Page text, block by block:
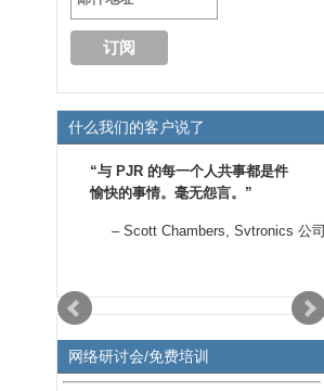
什么我们的客户说了
与 PJR 的每一个人共事都是件
愉快的事情。毫无怨言。
Scott Chambers Svtronics 公司
网络研讨会/免费培训